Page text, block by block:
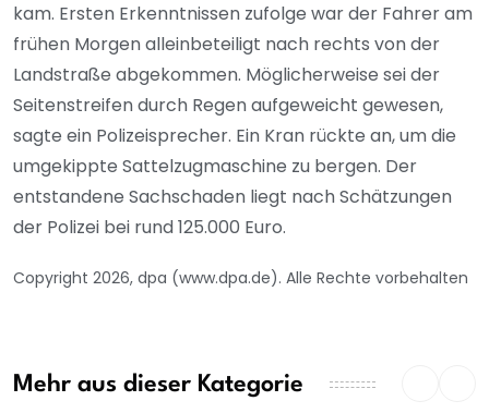
kam. Ersten Erkenntnissen zufolge war der Fahrer am
frühen Morgen alleinbeteiligt nach rechts von der
Landstraße abgekommen. Möglicherweise sei der
Seitenstreifen durch Regen aufgeweicht gewesen,
sagte ein Polizeisprecher. Ein Kran rückte an, um die
umgekippte Sattelzugmaschine zu bergen. Der
entstandene Sachschaden liegt nach Schätzungen
der Polizei bei rund 125.000 Euro.
Copyright 2026, dpa (www.dpa.de). Alle Rechte vorbehalten
Mehr aus dieser Kategorie